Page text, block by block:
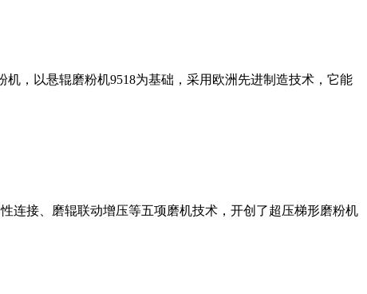
，以悬辊磨粉机9518为基础，采用欧洲先进制造技术，它能
连接、磨辊联动增压等五项磨机技术，开创了超压梯形磨粉机